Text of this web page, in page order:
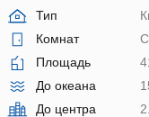
Тип
Комнат
Площадь
До океана
До центра